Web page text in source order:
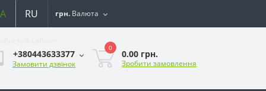
RU грн. Валюта
+380443633377
Замовити дзвінок
0
0.00 грн.
Зробити замовлення